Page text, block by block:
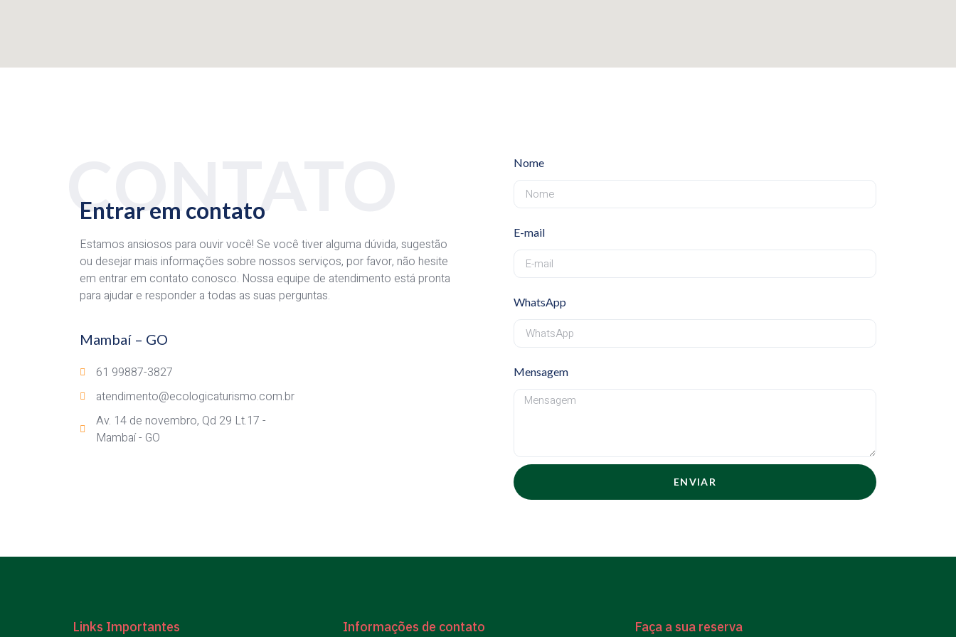
Entrar em contato
Estamos ansiosos para ouvir você! Se você tiver alguma dúvida, sugestão
ou desejar mais informações sobre nossos serviços, por favor, não hesite
em entrar em contato conosco. Nossa equipe de atendimento está pronta
para ajudar e responder a todas as suas perguntas.
CONTATO
Mambaí – GO
61 99887-3827
atendimento@ecologicaturismo.com.br
Av. 14 de novembro, Qd 29 Lt.17 -
Mambaí - GO
Nome
E-mail
WhatsApp
Mensagem
ENVIAR
Links Importantes Informações de contato Faça a sua reserva